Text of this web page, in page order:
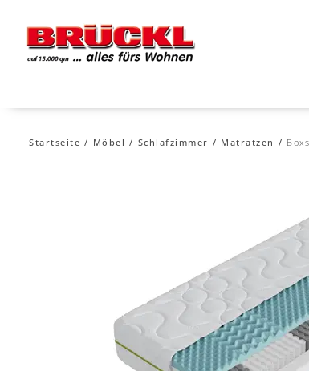
Startseite Möbel Schlafzimmer Matratzen